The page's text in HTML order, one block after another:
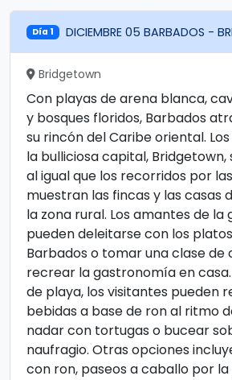
Día 1 DICIEMBRE 05 BARBADOS -
Bridgetown
Con playas de arena blanca,
y bosques floridos, Barbados
su rincón del Caribe oriental.
la bulliciosa capital, Bridgetown,
al igual que los recorridos por
muestran las fincas y las casas
la zona rural. Los amantes de
pueden deleitarse con los
Barbados o tomar una clase de
recrear la gastronomía en
de playa, los visitantes pueden
bebidas a base de ron al ritmo
nadar con tortugas o bucear
naufragio. Otras opciones
con ron, paseos a caballo por